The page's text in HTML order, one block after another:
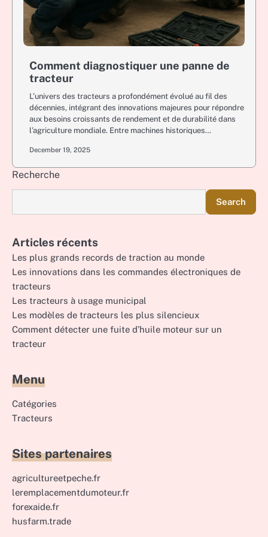
Comment diagnostiquer une panne de
tracteur
L’univers des tracteurs a profondément évolué au fil des
décennies, intégrant des innovations majeures pour répondre
aux besoins croissants de rendement et de durabilité dans
l’agriculture mondiale. Entre machines historiques…
December 19, 2025
Recherche
Search
Articles récents
Les plus grands records de traction au monde
Les innovations dans les commandes électroniques de
tracteurs
Les tracteurs à usage municipal
Les modèles de tracteurs les plus silencieux
Comment détecter une fuite d’huile moteur sur un
tracteur
Menu
Catégories
Tracteurs
Sites partenaires
agricultureetpeche.fr
leremplacementdumoteur.fr
forexaide.fr
husfarm.trade